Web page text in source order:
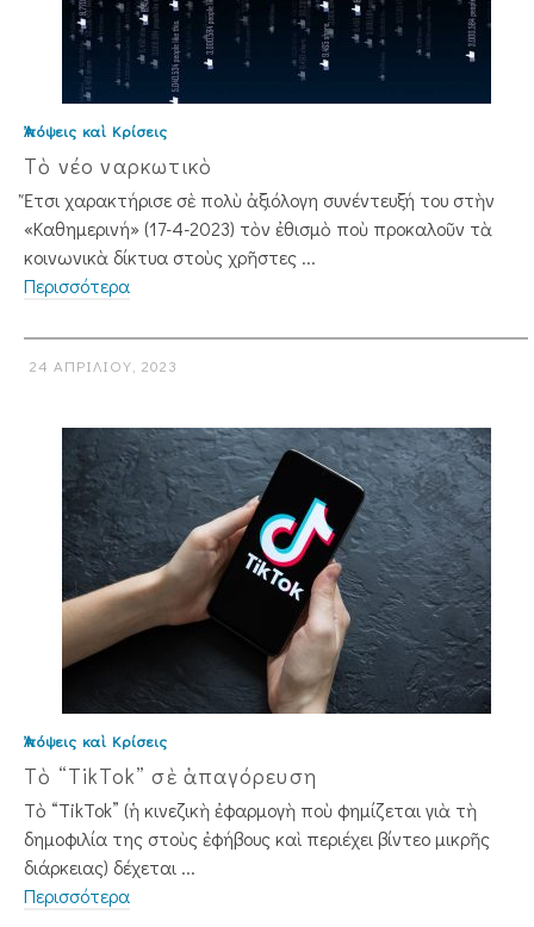
Ἀπόψεις καὶ Κρίσεις
Τὸ νέο ναρκωτικὸ
Ἔτσι χαρακτήρισε σὲ πολὺ ἀξιόλογη συνέν­τευξή του στὴν
«Καθημερινή» (17-4-2023) τὸν ἐθισμὸ ποὺ προκαλοῦν τὰ
κοινωνικὰ δίκτυα στοὺς χρῆστες ...
Περισσότερα
24 ΑΠΡΙΛΊΟΥ, 2023
Ἀπόψεις καὶ Κρίσεις
Τὸ “TikTok” σὲ ἀπαγόρευση
Τὸ “TikTok” (ἡ κινεζικὴ ἐφαρμογὴ ποὺ φημίζεται γιὰ τὴ
δημοφιλία της στοὺς ἐφήβους καὶ περιέχει βίντεο μικρῆς
διάρκειας) δέχεται ...
Περισσότερα